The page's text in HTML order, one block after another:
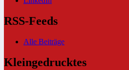
RSS-Feeds
Alle Beiträge
Kleingedrucktes